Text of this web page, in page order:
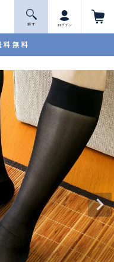
無料
探 す ログイン